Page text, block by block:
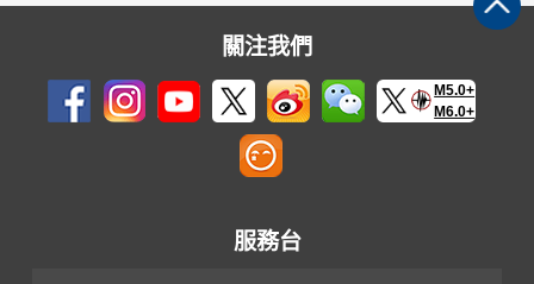
關注我們
M5.0+
M6.0+
服務台